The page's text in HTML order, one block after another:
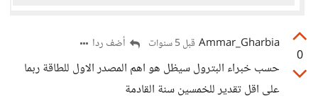
0
Ammar_Gharbia قبل 5 سنوات أضف ردا
حسب خبراء البترول سيظل هو اهم المصدر الاول للطاقة ربما
على اقل تقدير للخمسين سنة القادمة